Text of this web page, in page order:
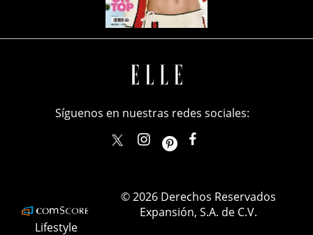
Síguenos en nuestras redes sociales:
elle_mexicoellemexico
Lifestyle
© 2026 Derechos Reservados
Expansión, S.A. de C.V.